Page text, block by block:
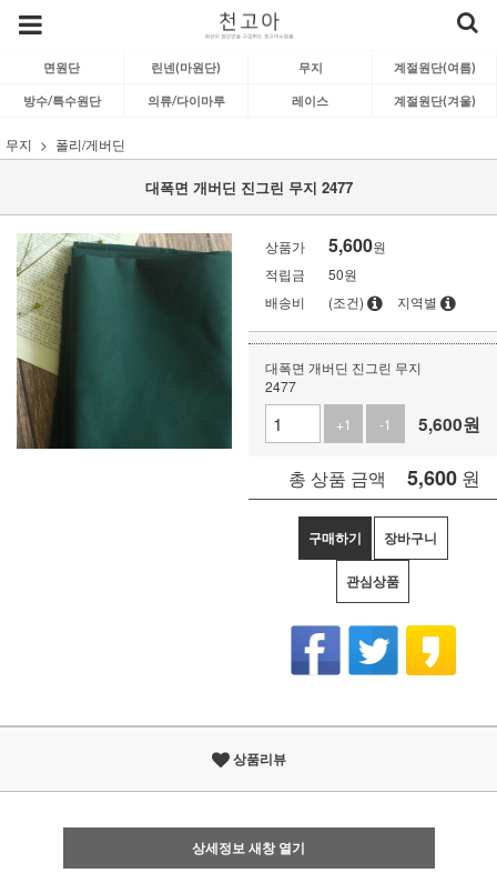
면원단 린넨(마원단) 무지 계절원단(여름)
방수/특수원단 의류/다이마루 레이스 계절원단(겨울)
무지 폴리/게버딘
대폭면 개버딘 진그린 무지 2477
상품가 5,600원
적립금
50원
배송비
(조건) 지역별
대폭면 개버딘 진그린 무지
2477
+1
-1 5,600원
총 상품 금액 5,600 원
구매하기 장바구니
관심상품
상품리뷰
상세정보 새창 열기